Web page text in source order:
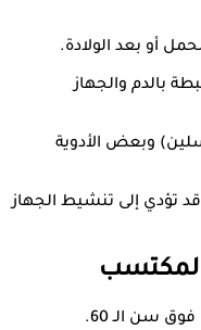
بالدم والجهاز
وبعض الأدوية
قد تؤدي إلى تنشيط الجهاز
سن الـ 60.